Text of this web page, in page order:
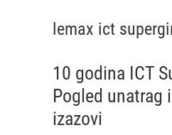
lemax ict
10 godina ICT
Pogled unatrag
izazovi